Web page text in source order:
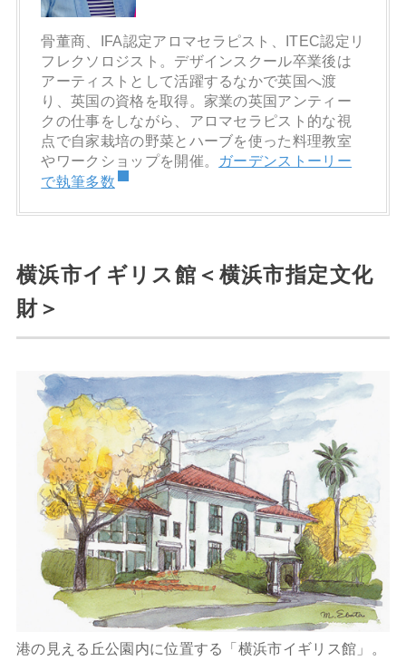
骨董商、 IFA認定アロマセラピスト、 ITEC認定リ
フレクソロジスト。デザインスクール卒業後は
アーティストとして活躍するなかで英国へ渡
り、英国の資格を取得。家業の英国アンティー
クの仕事をしながら、アロマセラピスト的な視
点で自家栽培の野菜とハーブを使った料理教室
やワークショップを開催。
ガーデンストーリー
で執筆多数
横浜市イギリス館＜横浜市指定文化
財＞
港の見える丘公園内に位置する「横浜市イギリス館」。